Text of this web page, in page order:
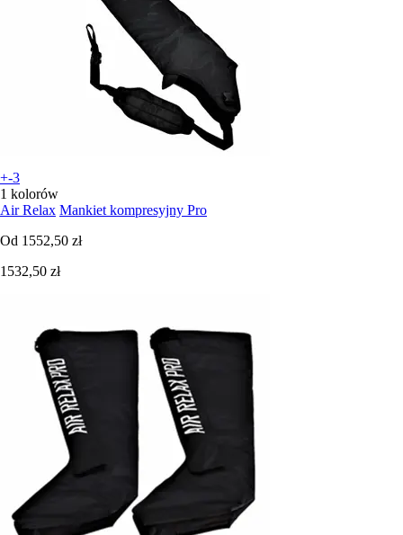
+-3
1 kolorów
Air Relax Mankiet kompresyjny Pro
Od 1552,50 zł
1532,50 zł